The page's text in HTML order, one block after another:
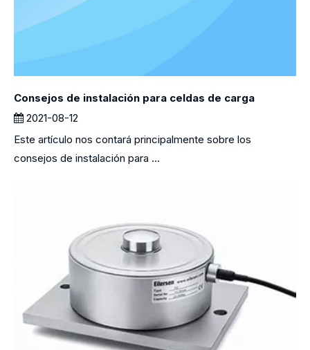
Consejos de instalación para celdas de carga
2021-08-12
Este artículo nos contará principalmente sobre los
consejos de instalación para ...